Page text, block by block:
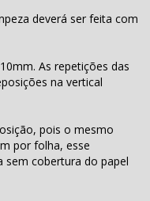
deverá ser feita com
As repetições das
na vertical
pois o mesmo
por folha, esse
cobertura do papel